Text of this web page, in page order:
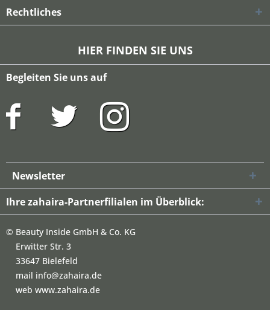
Rechtliches
HIER FINDEN SIE UNS
Begleiten Sie uns auf
Newsletter
Ihre zahaira-Partnerfilialen im Überblick:
© Beauty Inside GmbH & Co. KG
Erwitter Str. 3
33647 Bielefeld
mail info@zahaira.de
web www.zahaira.de